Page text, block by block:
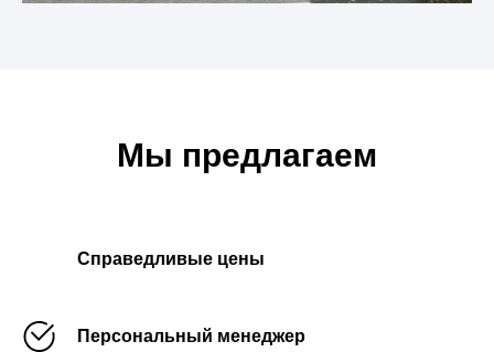
Мы предлагаем
Справедливые цены
Персональный менеджер